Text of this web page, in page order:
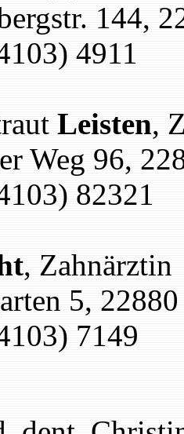
144,
4911
Leisten,
Weg 96,
82321
, Zahnärztin
5,
7149